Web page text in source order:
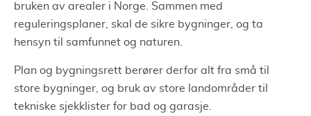
bruken av arealer i Norge. Sammen med
reguleringsplaner, skal de sikre bygninger, og ta
hensyn til samfunnet og naturen.
Plan og bygningsrett berører derfor alt fra små til
store bygninger, og bruk av store landområder til
tekniske sjekklister for bad og garasje.